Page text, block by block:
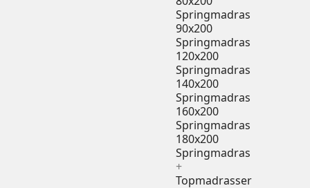
Springmadras
90x200
Springmadras
120x200
Springmadras
140x200
Springmadras
160x200
Springmadras
180x200
Springmadras
+
Topmadrasser